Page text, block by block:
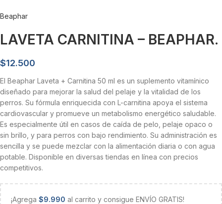
Beaphar
LAVETA CARNITINA – BEAPHAR.
$12.500
El Beaphar Laveta + Carnitina 50 ml es un suplemento vitamínico
diseñado para mejorar la salud del pelaje y la vitalidad de los
perros. Su fórmula enriquecida con L-carnitina apoya el sistema
cardiovascular y promueve un metabolismo energético saludable.
Es especialmente útil en casos de caída de pelo, pelaje opaco o
sin brillo, y para perros con bajo rendimiento. Su administración es
sencilla y se puede mezclar con la alimentación diaria o con agua
potable. Disponible en diversas tiendas en línea con precios
competitivos.
¡Agrega $9.990 al carrito y consigue ENVÍO GRATIS!